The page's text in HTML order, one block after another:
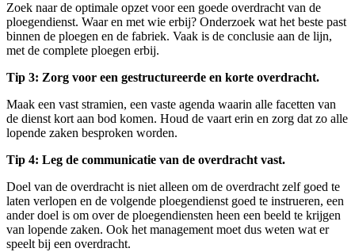
Zoek naar de optimale opzet voor een goede overdracht van de
ploegendienst. Waar en met wie erbij? Onderzoek wat het beste past
binnen de ploegen en de fabriek. Vaak is de conclusie aan de lijn,
met de complete ploegen erbij.
Tip 3: Zorg voor een gestructureerde en korte overdracht.
Maak een vast stramien, een vaste agenda waarin alle facetten van
de dienst kort aan bod komen. Houd de vaart erin en zorg dat zo alle
lopende zaken besproken worden.
Tip 4: Leg de communicatie van de overdracht vast.
Doel van de overdracht is niet alleen om de overdracht zelf goed te
laten verlopen en de volgende ploegendienst goed te instrueren, een
ander doel is om over de ploegendiensten heen een beeld te krijgen
van lopende zaken. Ook het management moet dus weten wat er
speelt bij een overdracht.